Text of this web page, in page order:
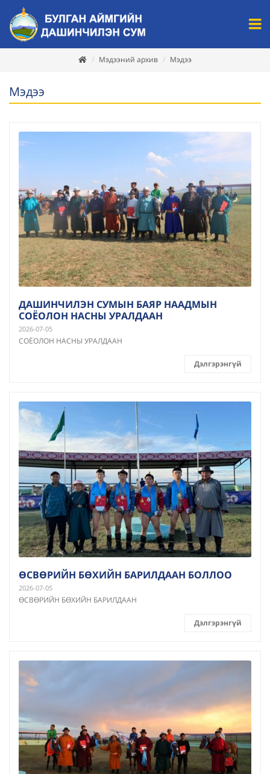
Мэдээний архив Мэдээ
Мэдээ
ДАШИНЧИЛЭН СУМЫН БАЯР НААДМЫН
СОЁОЛОН НАСНЫ УРАЛДААН
2026-07-05
СОЁОЛОН НАСНЫ УРАЛДААН
Дэлгэрэнгүй
ӨСВӨРИЙН БӨХИЙН БАРИЛДААН БОЛЛОО
2026-07-05
ӨСВӨРИЙН БӨХИЙН БАРИЛДААН
Дэлгэрэнгүй